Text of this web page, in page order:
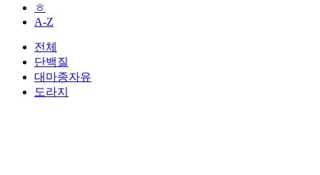
ㅎ
A-Z
전체
단백질
대마종자유
도라지